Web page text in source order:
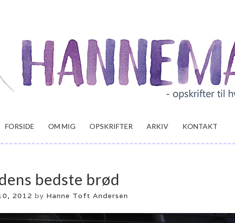
FORSIDE OM MIG OPSKRIFTER ARKIV KONTAKT
bedste brød
2012 by Hanne Toft Andersen